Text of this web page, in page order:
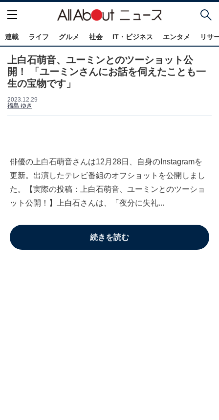
連載 ライフ グルメ 社会 IT・ビジネス エンタメ リサ
上白石萌音、ユーミンとのツーショット公
開！ 「ユーミンさんにお話を伺えたことも一
生の宝物です」
2023.12.29
福島 ゆき
俳優の上白石萌音さんは12月28日、自身のInstagramを
更新。出演したテレビ番組のオフショットを公開しまし
た。【実際の投稿：上白石萌音、ユーミンとのツーショ
ット公開！】上白石さんは、「夜分に失礼...
続きを読む